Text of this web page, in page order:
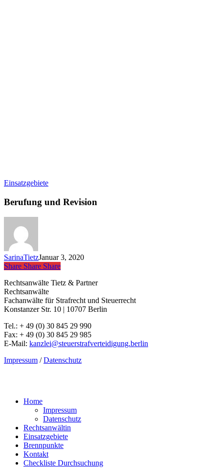
EinsatzgebieteBerufung
Revision
Berufung und Revision
SarinaTietzJanuar 3, 2020
Share
Share Share Share
Rechtsanwälte Tietz & Partner
Rechtsanwälte
Fachanwälte für Strafrecht und Steuerrecht
Konstanzer Str. 10 | 10707 Berlin
Tel.: + 49 (0) 30 845 29 990
Fax: + 49 (0) 30 845 29 985
E-Mail: kanzlei@steuerstrafverteidigung.berlin
Impressum /Datenschutz
Close
Home
Impressum
Datenschutz
Rechtsanwältin
Einsatzgebiete
Brennpunkte
Kontakt
Checkliste Durchsuchung